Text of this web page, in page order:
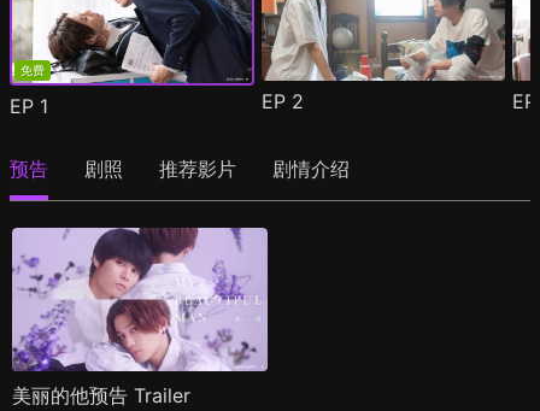
免费
EP 1 EP 2
预告 剧照 推荐影片 剧情介绍
美丽的他预告 Trailer